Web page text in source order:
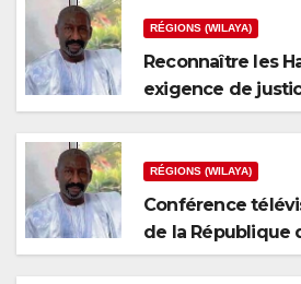
RÉGIONS (WILAYA)
Reconnaître les
exigence de
fragmentation
RÉGIONS (WILAYA)
Conférence
de la République